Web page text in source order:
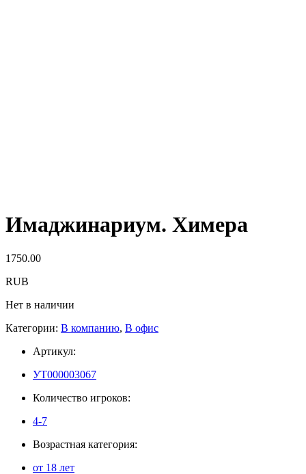
Имаджинариум. Химера
1750.00
RUB
Нет в наличии
Категории: В компанию, В офис
Артикул:
УТ000003067
Количество игроков:
4-7
Возрастная категория:
от 18 лет